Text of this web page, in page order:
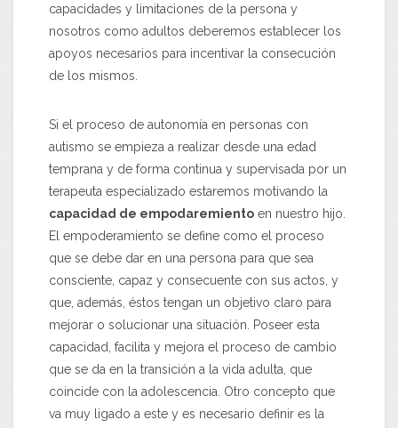
capacidades y limitaciones de la persona y
nosotros como adultos deberemos establecer los
apoyos necesarios para incentivar la consecución
de los mismos.
Si el proceso de autonomía en personas con
autismo se empieza a realizar desde una edad
temprana y de forma continua y supervisada por un
terapeuta especializado estaremos motivando la
capacidad de empodaremiento en nuestro hijo.
El empoderamiento se define como el proceso
que se debe dar en una persona para que sea
consciente, capaz y consecuente con sus actos, y
que, además, éstos tengan un objetivo claro para
mejorar o solucionar una situación. Poseer esta
capacidad, facilita y mejora el proceso de cambio
que se da en la transición a la vida adulta, que
coincide con la adolescencia. Otro concepto que
va muy ligado a este y es necesario definir es la